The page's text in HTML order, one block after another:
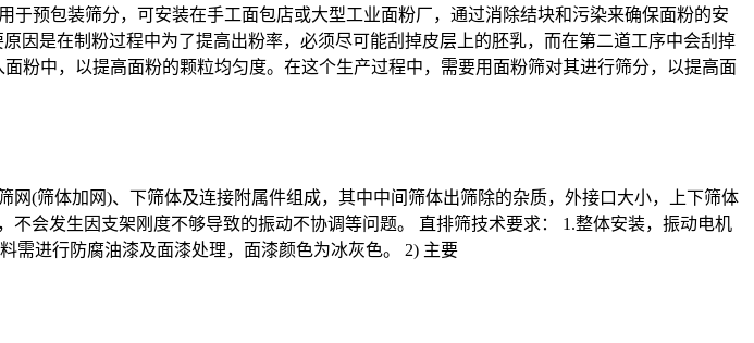
预包装筛分，可安装在手工面包店或大型工业面粉厂，通过消除结块和污染来确保面粉的安
因是在制粉过程中为了提高出粉率，必须尽可能刮掉皮层上的胚乳，而在第二道工序中会刮掉
粉中，以提高面粉的颗粒均匀度。在这个生产过程中，需要用面粉筛对其进行筛分，以提高面
(筛体加网)、下筛体及连接附属件组成，其中中间筛体出筛除的杂质，外接口大小，上下筛体
会发生因支架刚度不够导致的振动不协调等问题。 直排筛技术要求： 1.整体安装，振动电机
需进行防腐油漆及面漆处理，面漆颜色为冰灰色。 2) 主要